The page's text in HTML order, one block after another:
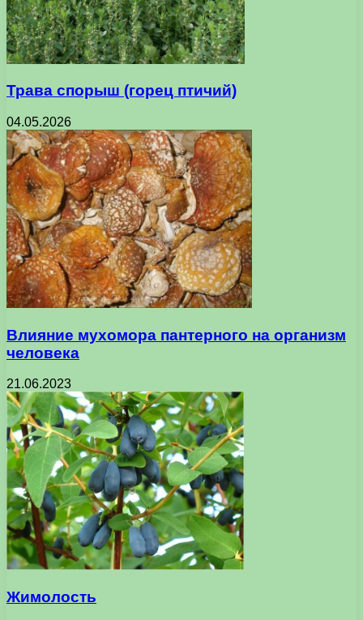
Трава спорыш (горец птичий)
04.05.2026
Влияние мухомора пантерного на организм
человека
21.06.2023
Жимолость